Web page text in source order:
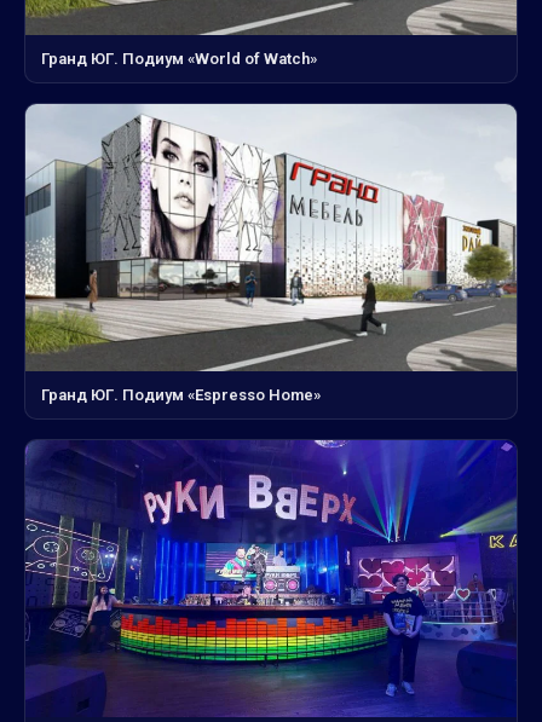
Гранд ЮГ. Подиум «World of Watch»
Гранд ЮГ. Подиум «Espresso Home»